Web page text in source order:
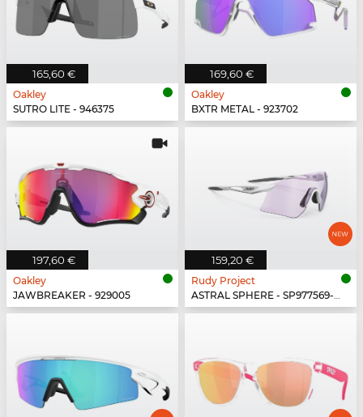
165,60 €
Oakley
SUTRO LITE - 946375
169,60 €
Oakley
BXTR METAL - 923702
197,60 €
Oakley
JAWBREAKER - 929005
159,20 €
Rudy Project
ASTRAL SPHERE - SP977569-0000